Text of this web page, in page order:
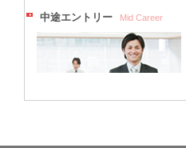
中途エントリー Mid Career